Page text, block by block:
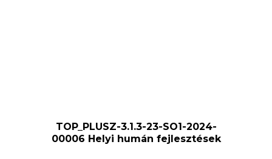
TOP_PLUSZ-3.1.3-23-SO1-2024-
00006 Helyi humán fejlesztések